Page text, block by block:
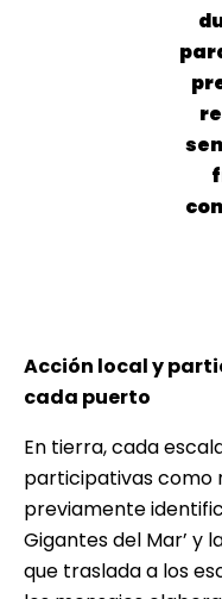
Acción local y
cada puerto
En tierra, cada
participativas como
previamente
Gigantes del Mar’ y
que traslada a los